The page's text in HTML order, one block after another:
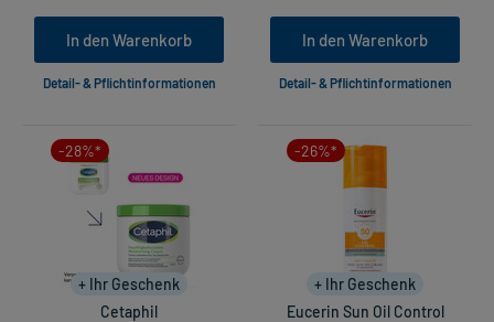
In den Warenkorb
Detail- & Pflichtinformationen
In den Warenkorb
Detail- & Pflichtinformationen
-28%*
+ Ihr Geschenk
Cetaphil
-26%*
+ Ihr Geschenk
Eucerin Sun Oil Control